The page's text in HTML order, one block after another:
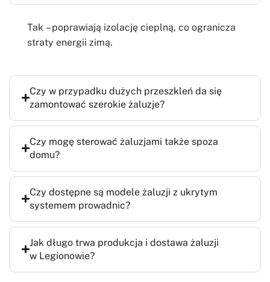
Tak – poprawiają izolację cieplną, co ogranicza
straty energii zimą.
Czy w przypadku dużych przeszkleń da się
zamontować szerokie żaluzje?
Czy mogę sterować żaluzjami także spoza
domu?
Czy dostępne są modele żaluzji z ukrytym
systemem prowadnic?
Jak długo trwa produkcja i dostawa żaluzji
w Legionowie?